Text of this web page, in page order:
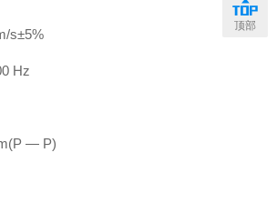
mm/s±5%
Hz
— P)
顶部